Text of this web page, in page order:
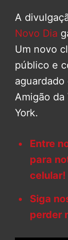
A
Novo Dia
Um novo
público e
Amigão
York.
Entre
para
celular!
Siga
perder